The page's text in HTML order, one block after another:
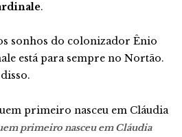
.
sonhos do colonizador Ênio
está para sempre no Nortão.
primeiro nasceu em Cláudia